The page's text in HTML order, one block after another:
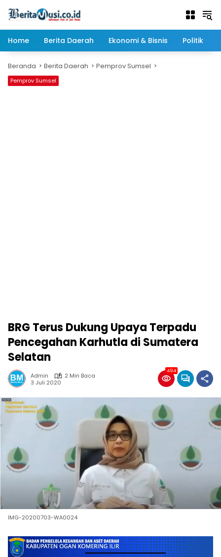
Home
Berita Daerah Ekonomi & Bisnis Politik
Beranda Berita Daerah Pemprov Sumsel
Pemprov Sumsel
BRG Terus Dukung Upaya Terpadu
Pencegahan Karhutla di Sumatera
Selatan
Admin
2 Min Baca
3 Juli 2020
494
IMG-20200703-WA0024